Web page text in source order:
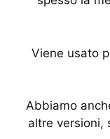
Viene usato
Abbiamo
altre versioni,